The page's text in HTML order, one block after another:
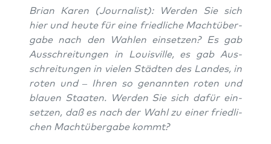
Bri­an Karen (Jour­na­list): Wer­den Sie sich
hier und heu­te für eine fried­li­che Macht­über­
ga­be nach den Wah­len ein­set­zen? Es gab
Aus­schrei­tun­gen in Louis­ville, es gab Aus­
schrei­tun­gen in vie­len Städ­ten des Lan­des, in
roten und – Ihren so genann­ten roten und
blau­en Staa­ten. Wer­den Sie sich dafür ein­
set­zen, daß es nach der Wahl zu einer fried­li­
chen Macht­über­ga­be kommt?